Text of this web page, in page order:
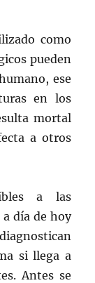
como
pueden
ese
en los
mortal
a otros
a las
día de hoy
si llega a
Antes se